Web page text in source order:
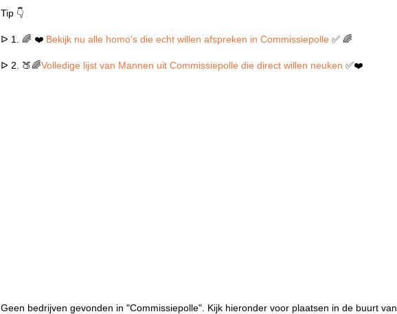
Tip 👇
ᐅ 1. 🌈 ❤️ Bekijk nu alle homo's die echt willen afspreken in Commissiepolle ✅ 🌈
ᐅ 2. 🍑🌈Volledige lijst van Mannen uit Commissiepolle die direct willen neuken✅❤️
Geen bedrijven gevonden in "Commissiepolle". Kijk hieronder voor plaatsen in de buurt van